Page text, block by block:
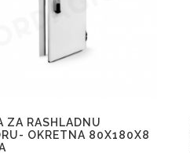
ZA RASHLADNU
OKRETNA 80X180X8